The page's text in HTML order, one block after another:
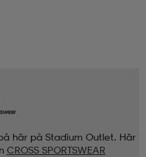
här på Stadium Outlet. Här
CROSS SPORTSWEAR